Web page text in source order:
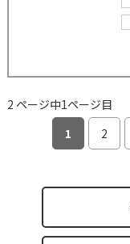
2 ページ中1ページ目
1
2